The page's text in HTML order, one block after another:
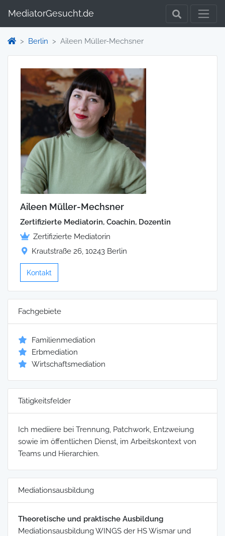
MediatorGesucht.de
Berlin Aileen Müller-Mechsner
Aileen Müller-Mechsner
Zertifizierte Mediatorin, Coachin, Dozentin
Zertifizierte Mediatorin
Krautstraße 26, 10243 Berlin
Kontakt
Fachgebiete
Familienmediation
Erbmediation
Wirtschaftsmediation
Tätigkeitsfelder
Ich mediiere bei Trennung, Patchwork, Entzweiung
sowie im öffentlichen Dienst, im Arbeitskontext von
Teams und Hierarchien.
Mediationsausbildung
Theoretische und praktische Ausbildung
Mediationsausbildung WINGS der HS Wismar und